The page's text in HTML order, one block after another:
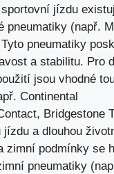
jízdu
pneumatiky (např.
pneumatiky
a stabilitu. Pro
jsou vhodné
Continental
Bridgestone
a dlouhou
zimní podmínky se
pneumatiky